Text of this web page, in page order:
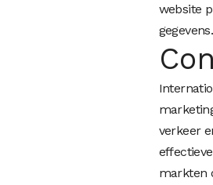
website
gegevens.
verkeer
markten